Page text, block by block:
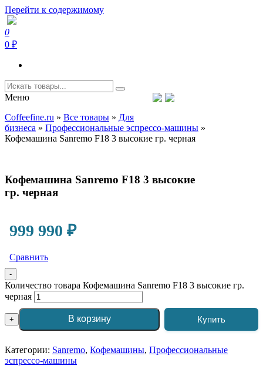
Перейти к содержимому
Coffeefine.ru
Интернет-магазин кофемашин и кофейной техники для дома
0
0 ₽
Меню
Coffeefine.ru » Все товары » Для
бизнеса » Профессиональные эспрессо-машины »
Кофемашина Sanremo F18 3 высокие гр. черная
Кофемашина Sanremo F18 3 высокие
гр. черная
999 990 ₽
Сравнить
-
Количество товара Кофемашина Sanremo F18 3 высокие гр.
черная
+ В корзину Купить
Категории: Sanremo, Кофемашины, Профессиональные
эспрессо-машины